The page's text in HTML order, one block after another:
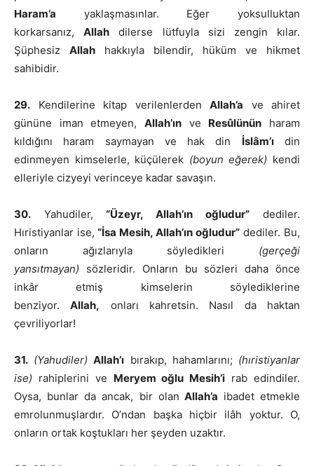
Haram’a yaklaşmasınlar. Eğer yoksulluktan
korkarsanız,Allah dilerse lütfuyla sizi zengin kılar.
Şüphesiz Allah hakkıyla bilendir, hüküm ve hikmet
sahibidir.
29. Kendilerine kitap verilenlerden Allah’a ve ahiret
gününe iman etmeyen, Allah’ın ve Resûlünün haram
kıldığını haram saymayan ve hak din İslâm’ıdin
edinmeyen kimselerle, küçülerek (boyun eğerek) kendi
elleriyle cizyeyi verinceye kadar savaşın.
30. Yahudiler, “Üzeyr, Allah’ın oğludur” dediler.
Hıristiyanlar ise, “İsa Mesih, Allah’ın oğludur” dediler. Bu,
onların ağızlarıyla söyledikleri (gerçeği
yansıtmayan) sözleridir. Onların bu sözleri daha önce
inkâr etmiş kimselerin söylediklerine
benziyor.Allah, onları kahretsin. Nasıl da haktan
çevriliyorlar!
31. (Yahudiler) Allah’ı bırakıp, hahamlarını; (hıristiyanlar
ise) rahiplerini ve Meryem oğlu Mesih’i rab edindiler.
Oysa, bunlar da ancak, bir olan Allah’a ibadet etmekle
emrolunmuşlardır. O’ndan başka hiçbir ilâh yoktur. O,
onların ortak koştukları her şeyden uzaktır.